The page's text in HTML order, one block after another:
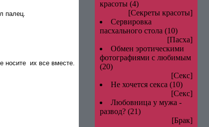
палец.
носите их все вместе.
красоты (4)
[Секреты красоты]
Сервировка
пасхального стола (10)
[Пасха]
Обмен эротическими
фотографиями с любимым
(20)
[Секс]
Не хочется секса (10)
[Секс]
Любовница у мужа -
развод? (21)
[Брак]